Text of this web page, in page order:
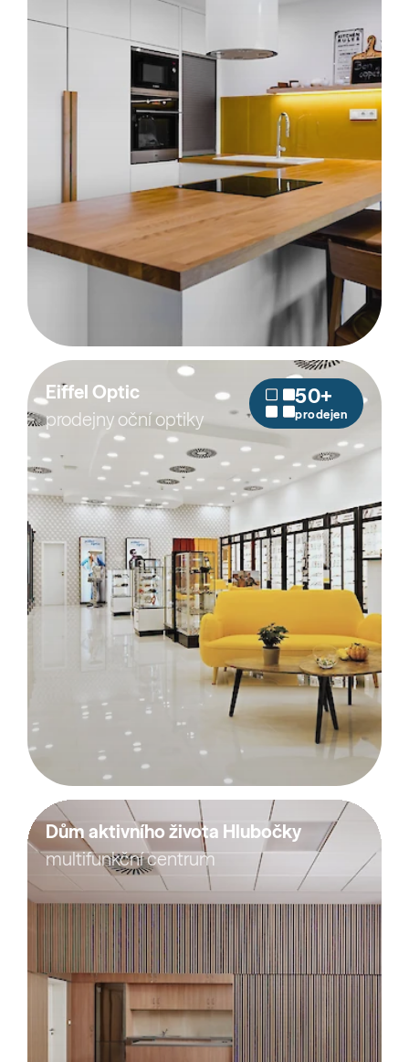
Eiffel Optic
prodejny oční optiky
50+
prodejen
Dům aktivního života Hlubočky
multifunkční centrum